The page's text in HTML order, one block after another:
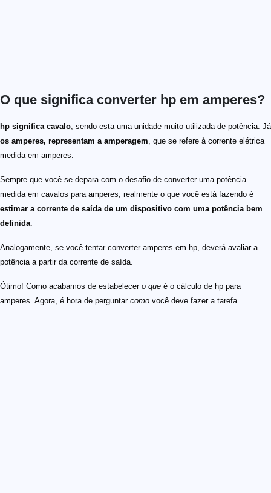
O que significa converter hp em amperes?
hp significa cavalo, sendo esta uma unidade muito utilizada de potência. Já
os amperes, representam a amperagem, que se refere à corrente elétrica
medida em amperes.
Sempre que você se depara com o desafio de converter uma potência
medida em cavalos para amperes, realmente o que você está fazendo é
estimar a corrente de saída de um dispositivo com uma potência bem
definida.
Analogamente, se você tentar converter amperes em hp, deverá avaliar a
potência a partir da corrente de saída.
Ótimo! Como acabamos de estabelecer o que é o cálculo de hp para
amperes. Agora, é hora de perguntar como você deve fazer a tarefa.